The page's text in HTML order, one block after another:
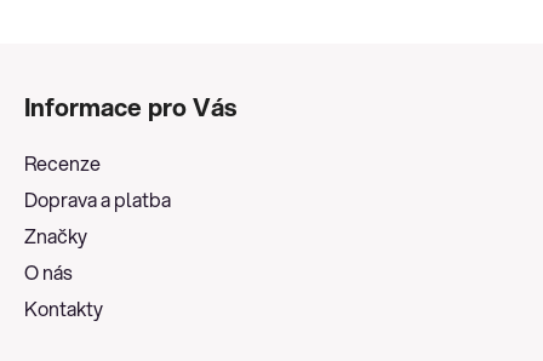
Informace pro Vás
Recenze
Doprava a platba
Značky
O nás
Kontakty